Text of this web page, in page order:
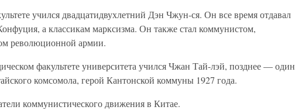
учился двадцатидвухлетний Дэн Чжун-ся. Он все время отдавал
а классикам марксизма. Он также стал коммунистом,
революционной армии.
факультете университета учился Чжан Тай-лэй, позднее — один
комсомола, герой Кантонской коммуны 1927 года.
коммунистического движения в Китае.